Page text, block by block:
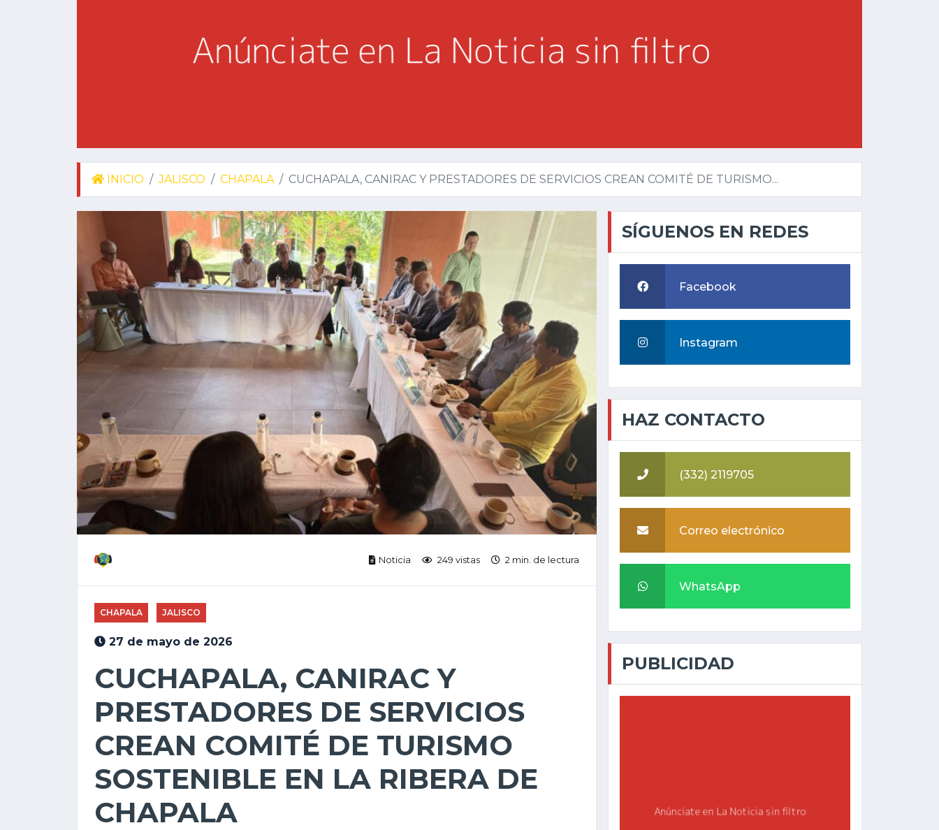
INICIO JALISCO CHAPALA CUCHAPALA, CANIRAC Y PRESTADORES DE SERVICIOS CREAN COMITÉ DE TURISMO...
Noticia 249 vistas 2 min. de lectura
CHAPALA JALISCO
27 de mayo de 2026
CUCHAPALA, CANIRAC Y
PRESTADORES DE SERVICIOS
CREAN COMITÉ DE TURISMO
SOSTENIBLE EN LA RIBERA DE
CHAPALA
SÍGUENOS EN REDES
Facebook
Instagram
HAZ CONTACTO
(332) 2119705
Correo electrónico
WhatsApp
PUBLICIDAD